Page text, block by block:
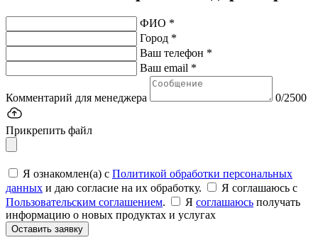
ФИО *
Город *
Ваш телефон *
Ваш email *
Комментарий для менеджера 0/2500
Прикрепить файл
Я ознакомлен(а) с Политикой обработки персональных
данных и даю согласие на их обработку.
Я соглашаюсь c
Пользовательским соглашением. Я соглашаюсь получать
информацию о новых продуктах и услугах
Оставить заявку